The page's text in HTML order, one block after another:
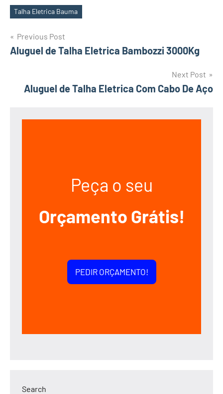
Tags
Talha Eletrica Bauma
Post
navigation
Previous Post
Aluguel de Talha Eletrica Bambozzi 3000Kg
Next Post
Aluguel de Talha Eletrica Com Cabo De Aço
Peça o seu
Orçamento Grátis!
PEDIR ORÇAMENTO!
Search